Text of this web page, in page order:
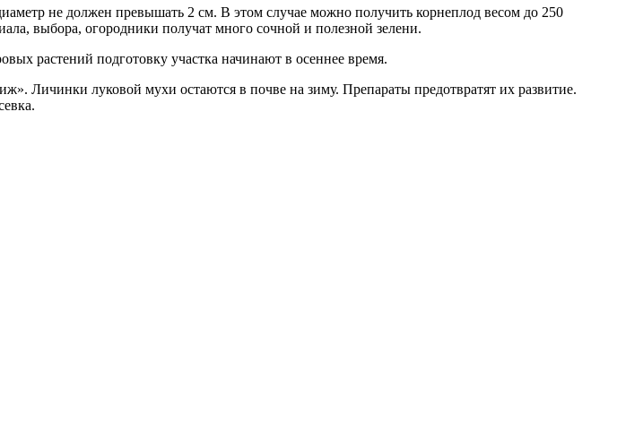
не должен превышать 2 см. В этом случае можно получить корнеплод весом до 250
выбора, огородники получат много сочной и полезной зелени.
растений подготовку участка начинают в осеннее время.
Личинки луковой мухи остаются в почве на зиму. Препараты предотвратят их развитие.